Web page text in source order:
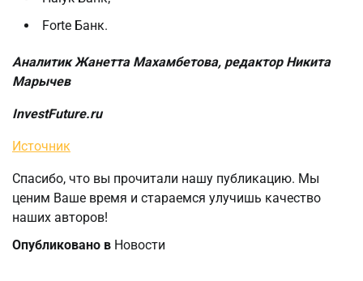
Forte Банк.
Аналитик Жанетта Махамбетова, редактор Никита
Марычев
InvestFuture.ru
Источник
Спасибо, что вы прочитали нашу публикацию. Мы
ценим Ваше время и стараемся улучишь качество
наших авторов!
Опубликовано в Новости